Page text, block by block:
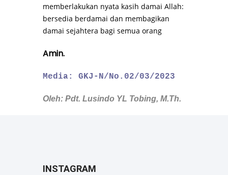
memberlakukan nyata kasih damai Allah:
bersedia berdamai dan membagikan
damai sejahtera bagi semua orang
Amin.
Media: GKJ-N/No.02/03/2023
Oleh: Pdt. Lusindo YL Tobing, M.Th.
INSTAGRAM